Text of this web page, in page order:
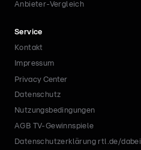
Anbieter-Vergleich
Service
Kontakt
Impressum
Privacy Center
Datenschutz
Nutzungsbedingungen
AGB TV-Gewinnspiele
Datenschutzerklärung rtl.de/dabei